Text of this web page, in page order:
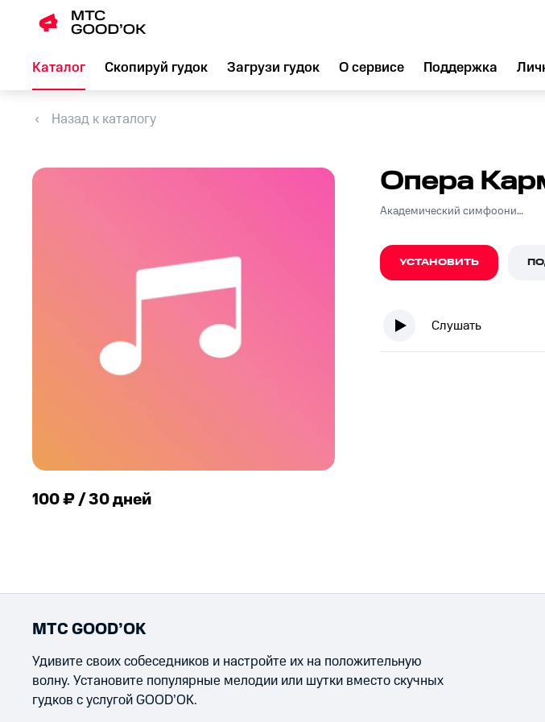
Каталог Скопируй гудок Загрузи гудок О сервисе Поддержка
Назад к каталогу
100 ₽ / 30 дней
Опера
Академический симфоонический оркестр Ленинградской государственной филармонии Дирижер: Е. Мравинский
УСТАНОВИТЬ
Слушать
МТС GOOD’OK
Удивите своих собеседников и настройте их на положительную
волну. Установите популярные мелодии или шутки вместо скучных
гудков с услугой GOOD’OK.